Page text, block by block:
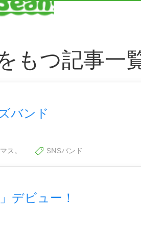
もつ記事一
バンド
ス。 SNSバンド
デビュー！